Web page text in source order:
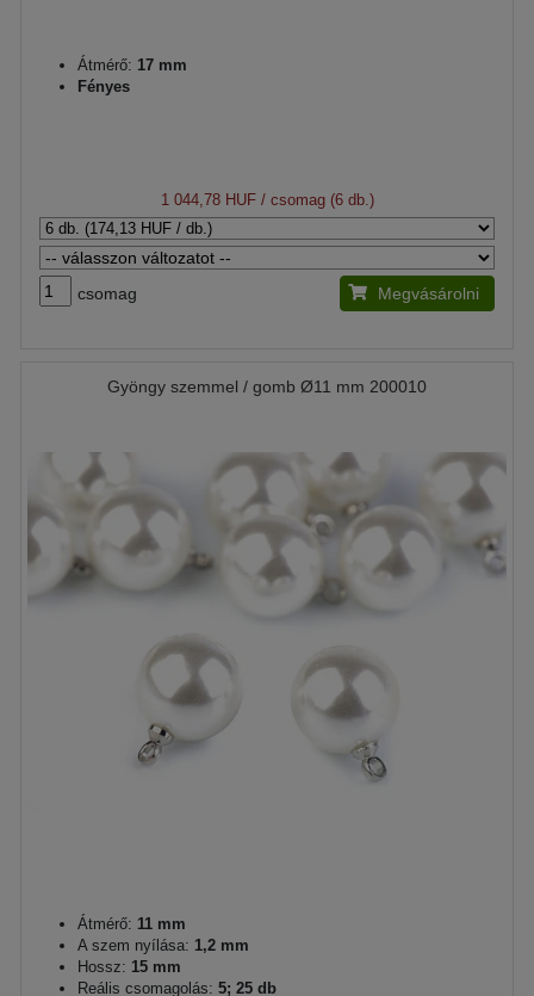
Átmérő: 17 mm
Fényes
1 044,78 HUF/ csomag (6 db.)
csomag Megvásárolni
Gyöngy szemmel / gomb Ø11 mm 200010
Átmérő: 11 mm
A szem nyílása: 1,2 mm
Hossz: 15 mm
Reális csomagolás: 5; 25 db